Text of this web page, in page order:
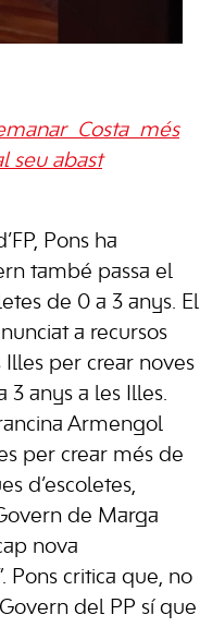
Costa més
seu abast
Pons ha
també passa el
de 0 a 3 anys. El
a recursos
per crear noves
3 anys a les Illes.
Armengol
per crear més de
d’escoletes,
de Marga
nova
Pons critica que, no
del PP sí que